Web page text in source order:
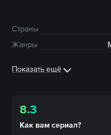
Страны
Жанры
Показать ещё
8.3
Как вам сериал?